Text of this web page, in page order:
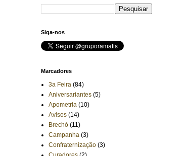
Siga-nos
Marcadores
3a Feira (84)
Aniversariantes (5)
Apometria (10)
Avisos (14)
Brechó (11)
Campanha (3)
Confraternização (3)